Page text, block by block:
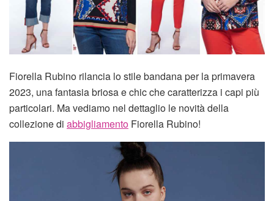
Fiorella Rubino rilancia lo stile bandana per la primavera
2023, una fantasia briosa e chic che caratterizza i capi più
particolari. Ma vediamo nel dettaglio le novità della
collezione di abbigliamento Fiorella Rubino!